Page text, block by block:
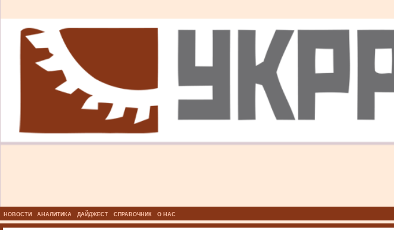
НОВОСТИ АНАЛИТИКА ДАЙДЖЕСТ СПРАВОЧНИК О НАС